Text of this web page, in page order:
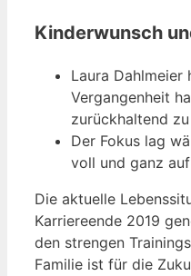
Kinderwunsch
Laura Dahlmeier
Vergangenheit
zurückhaltend
Der Fokus lag
voll und ganz
Die aktuelle
Karriereende 2019
den strengen
Familie ist für die